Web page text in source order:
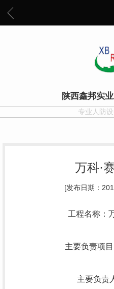
陕西鑫邦实
专业人防
万科·
[发布日期：
工程名称：
主要负责项
主要负责